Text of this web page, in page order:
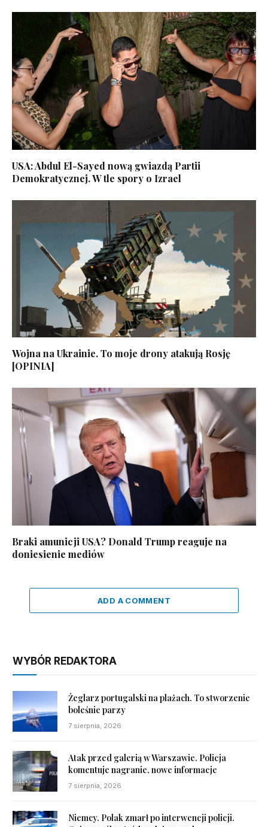
USA: Abdul El-Sayed nową gwiazdą Partii
Demokratycznej. W tle spory o Izrael
Wojna na Ukrainie. To moje drony atakują Rosję
[OPINIA]
Braki amunicji USA? Donald Trump reaguje na
doniesienie mediów
ADD A COMMENT
WYBÓR REDAKTORA
Żeglarz portugalski na plażach. To stworzenie
boleśnie parzy
7 sierpnia, 2026
Atak przed galerią w Warszawie. Policja
komentuje nagranie, nowe informacje
7 sierpnia, 2026
Niemcy. Polak zmarł po interwencji policji.